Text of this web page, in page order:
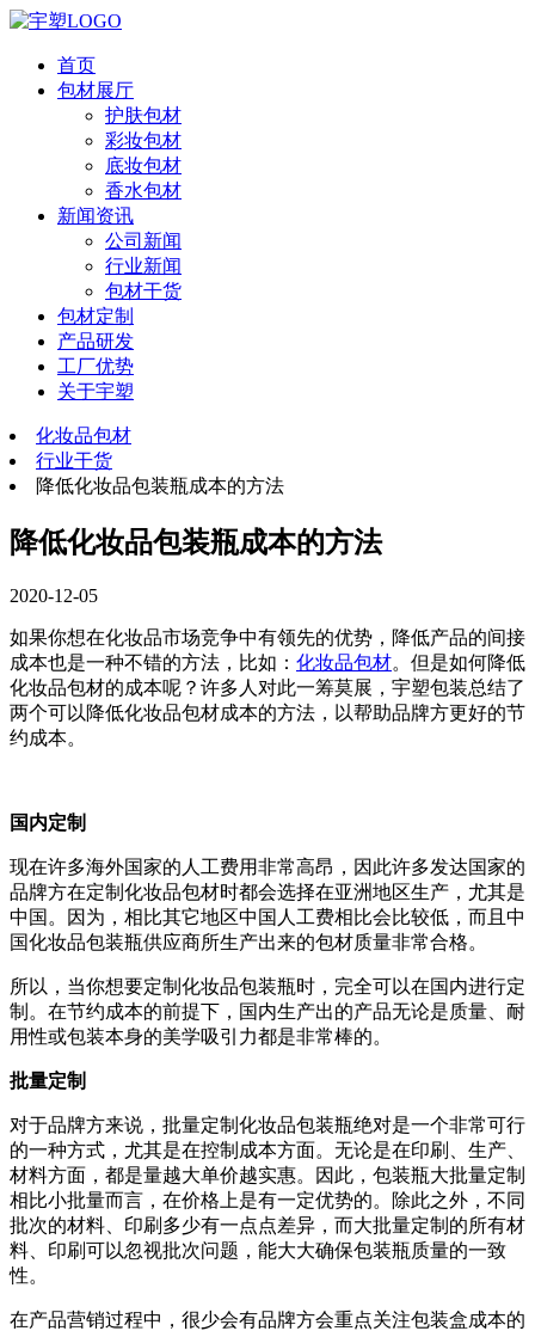
首页
包材展厅
护肤包材
彩妆包材
底妆包材
香水包材
新闻资讯
公司新闻
行业新闻
包材干货
包材定制
产品研发
工厂优势
关于宇塑
化妆品包材
行业干货
降低化妆品包装瓶成本的方法
降低化妆品包装瓶成本的方法
2020-12-05
如果你想在化妆品市场竞争中有领先的优势，降低产品的间接
成本也是一种不错的方法，比如： 化妆品包材。但是如何降低
化妆品包材的成本呢？许多人对此一筹莫展，宇塑包装总结了
两个可以降低化妆品包材成本的方法，以帮助品牌方更好的节
约成本。
国内定制
现在许多海外国家的人工费用非常高昂，因此许多发达国家的
品牌方在定制化妆品包材时都会选择在亚洲地区生产，尤其是
中国。因为，相比其它地区中国人工费相比会比较低，而且中
国化妆品包装瓶供应商所生产出来的包材质量非常合格。
所以，当你想要定制化妆品包装瓶时，完全可以在国内进行定
制。在节约成本的前提下，国内生产出的产品无论是质量、耐
用性或包装本身的美学吸引力都是非常棒的。
批量定制
对于品牌方来说，批量定制化妆品包装瓶绝对是一个非常可行
的一种方式，尤其是在控制成本方面。无论是在印刷、生产、
材料方面，都是量越大单价越实惠。因此，包装瓶大批量定制
相比小批量而言，在价格上是有一定优势的。除此之外，不同
批次的材料、印刷多少有一点点差异，而大批量定制的所有材
料、印刷可以忽视批次问题，能大大确保包装瓶质量的一致
性。
在产品营销过程中，很少会有品牌方会重点关注包装盒成本的